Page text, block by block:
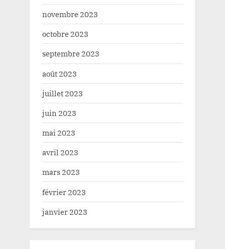
novembre 2023
octobre 2023
septembre 2023
août 2023
juillet 2023
juin 2023
mai 2023
avril 2023
mars 2023
février 2023
janvier 2023